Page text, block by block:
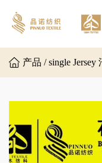
产品 / single